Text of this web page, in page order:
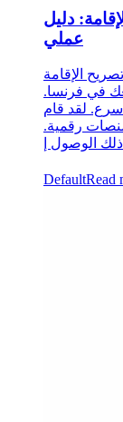
دليل
عملي
الإقامة
في فرنسا.
لقد قام
رقمية.
DefaultRead